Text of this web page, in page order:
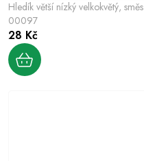
Hledík větší nízký velkokvětý, směs
00097
28 Kč